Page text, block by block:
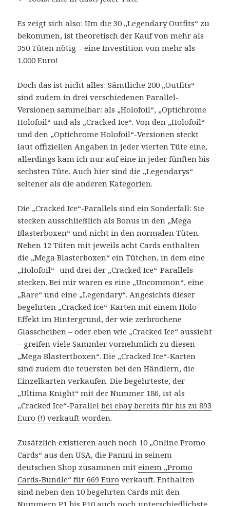
Es zeigt sich also: Um die 30 „Legendary Outfits“ zu
bekommen, ist theoretisch der Kauf von mehr als
350 Tüten nötig – eine Investition von mehr als
1.000 Euro!
Doch das ist nicht alles: Sämtliche 200 „Outfits“
sind zudem in drei verschiedenen Parallel-
Versionen sammelbar: als „Holofoil“, „Optichrome
Holofoil“ und als „Cracked Ice“. Von den „Holofoil“
und den „Optichrome Holofoil“-Versionen steckt
laut offiziellen Angaben in jeder vierten Tüte eine,
allerdings kam ich nur auf eine in jeder fünften bis
sechsten Tüte. Auch hier sind die „Legendarys“
seltener als die anderen Kategorien.
Die „Cracked Ice“-Parallels sind ein Sonderfall: Sie
stecken ausschließlich als Bonus in den „Mega
Blasterboxen“ und nicht in den normalen Tüten.
Neben 12 Tüten mit jeweils acht Cards enthalten
die „Mega Blasterboxen“ ein Tütchen, in dem eine
„Holofoil“- und drei der „Cracked Ice“-Parallels
stecken. Bei mir waren es eine „Uncommon“, eine
„Rare“ und eine „Legendary“. Angesichts dieser
begehrten „Cracked Ice“-Karten mit einem Holo-
Effekt im Hintergrund, der wie zerbrochene
Glasscheiben – oder eben wie „Cracked Ice“ aussieht
– greifen viele Sammler vornehmlich zu diesen
„Mega Blastertboxen“. Die „Cracked Ice“-Karten
sind zudem die teuersten bei den Händlern, die
Einzelkarten verkaufen. Die begehrteste, der
„Ultima Knight“ mit der Nummer 186, ist als
„Cracked Ice“-Parallelbei ebay bereits für bis zu 893
Euro (!) verkauft worden.
Zusätzlich existieren auch noch 10 „Online Promo
Cards“ aus den USA, die Panini in seinem
deutschen Shop zusammen miteinem „Promo
Cards-Bundle“ für 669 Euro verkauft. Enthalten
sind neben den 10 begehrten Cards mit den